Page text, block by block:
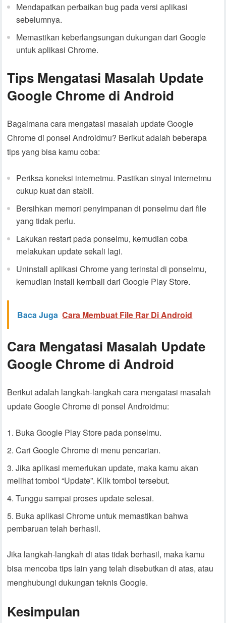
Mendapatkan perbaikan bug pada versi aplikasi
sebelumnya.
Memastikan keberlangsungan dukungan dari Google
untuk aplikasi Chrome.
Tips Mengatasi Masalah Update
Google Chrome di Android
Bagaimana cara mengatasi masalah update Google
Chrome di ponsel Androidmu? Berikut adalah beberapa
tips yang bisa kamu coba:
Periksa koneksi internetmu. Pastikan sinyal internetmu
cukup kuat dan stabil.
Bersihkan memori penyimpanan di ponselmu dari file
yang tidak perlu.
Lakukan restart pada ponselmu, kemudian coba
melakukan update sekali lagi.
Uninstall aplikasi Chrome yang terinstal di ponselmu,
kemudian install kembali dari Google Play Store.
Baca Juga Cara Membuat File Rar Di Android
Cara Mengatasi Masalah Update
Google Chrome di Android
Berikut adalah langkah-langkah cara mengatasi masalah
update Google Chrome di ponsel Androidmu:
Buka Google Play Store pada ponselmu.
Cari Google Chrome di menu pencarian.
Jika aplikasi memerlukan update, maka kamu akan
melihat tombol “Update”. Klik tombol tersebut.
Tunggu sampai proses update selesai.
Buka aplikasi Chrome untuk memastikan bahwa
pembaruan telah berhasil.
Jika langkah-langkah di atas tidak berhasil, maka kamu
bisa mencoba tips lain yang telah disebutkan di atas, atau
menghubungi dukungan teknis Google.
Kesimpulan